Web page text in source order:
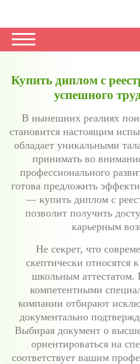
Купить диплом с
успешного
В нынешних реалиях
становится настоящим
обладает уникальными
принимать во
профессионального
готова предложить
— купить диплом с
позволит получить
карьерным
Не секрет, что
скептически относятся
школьным
компетентными
компании отбирают
документально
Выбирая документ о
ориентироваться на
соответствует вашим